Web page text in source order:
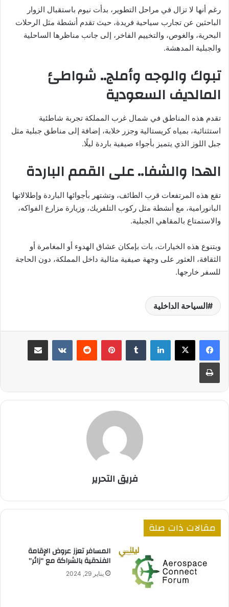
رغم أنها لا تزال في مراحل التطوير، بدأت نيوم باستقبال الزوار
الباحثين عن تجارب سياحية فريدة، حيث تقدم أنشطة مثل الرحلات
البحرية، والغوص، والتخييم الفاخر، إلى جانب مناظرها الساحلية
والجبلية المدهشة.
تبوك والوجه وأملج.. شواطئ
المالديف السعودية
تقدم هذه المناطق في شمال غرب المملكة تجربة شاطئية
استثنائية، بمياه كريستالية وجزر خلابة، إضافة إلى مناطق جبلية مثل
جبل اللوز الذي يتميز بأجواء صيفية باردة ليلًا.
الهدا والشفا.. على القمم الباردة
تقع هذه المرتفعات قرب الطائف، وتشتهر بأجوائها الباردة وإطلالاتها
البانورامية، مع أنشطة مثل ركوب التلفريك، وزيارة مزارع الفواكه،
والاستمتاع بالمقاهي الجبلية.
وبتنوع هذه الخيارات، بات بإمكان عشاق الهدوء أو المغامرة أو
الثقافة، العثور على وجهة صيفية مثالية داخل المملكة، دون الحاجة
للسفر خارجها.
السياحة الداخلية
لينكدإن بينتيريست مشاركة عبر البريد
طباعة
فريق التحرير
مقالات ذات صلة
المسافر تعزز عروض الإقامة
الفندقية بالشراكة مع “زائر”
يناير 29, 2024